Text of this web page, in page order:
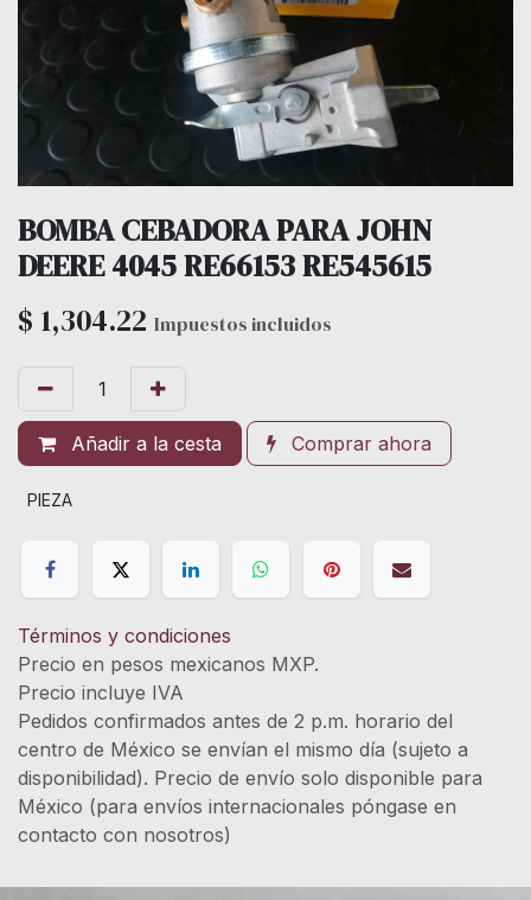
BOMBA CEBADORA PARA JOHN
DEERE 4045 RE66153 RE545615
$ 1,304.22 Impuestos incluidos
Añadir a la cesta Comprar ahora
PIEZA
Términos y condiciones
Precio en pesos mexicanos MXP.
Precio incluye IVA
Pedidos confirmados antes de 2 p.m. horario del
centro de México se envían el mismo día (sujeto a
disponibilidad). Precio de envío solo disponible para
México (para envíos internacionales póngase en
contacto con nosotros)